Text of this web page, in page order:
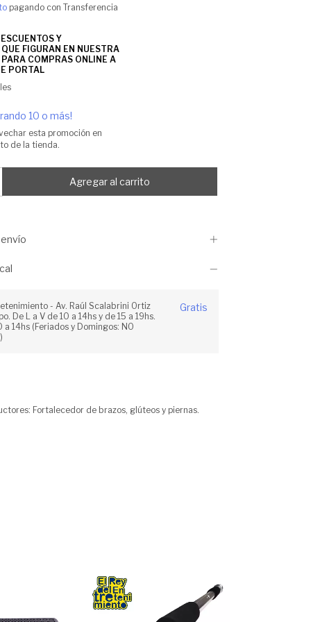
pagando con Transferencia
10 o más!
esta promoción en
de la tienda.
- Av. Raúl Scalabrini Ortiz
De L a V de 10 a 14hs y de 15 a 19hs.
a 14hs (Feriados y Domingos: NO
Gratis
Fortalecedor de brazos, glúteos y piernas.